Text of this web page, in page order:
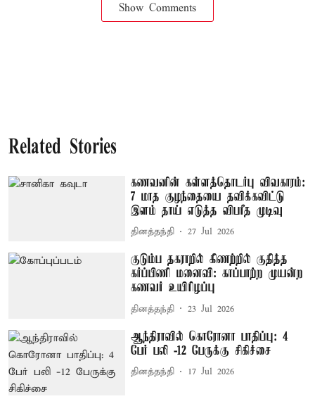
Show Comments
Related Stories
கணவனின் கள்ளத்தொடர்பு விவகாரம்:
7 மாத குழந்தையை தவிக்கவிட்டு
இளம் தாய் எடுத்த விபரீத முடிவு
தினத்தந்தி 27 Jul 2026
குடும்ப தகராறில் கிணற்றில் குதித்த
கர்ப்பிணி மனைவி: காப்பாற்ற முயன்ற
கணவர் உயிரிழப்பு
தினத்தந்தி 23 Jul 2026
ஆந்திராவில் கொரோனா பாதிப்பு: 4
பேர் பலி -12 பேருக்கு சிகிச்சை
தினத்தந்தி 17 Jul 2026